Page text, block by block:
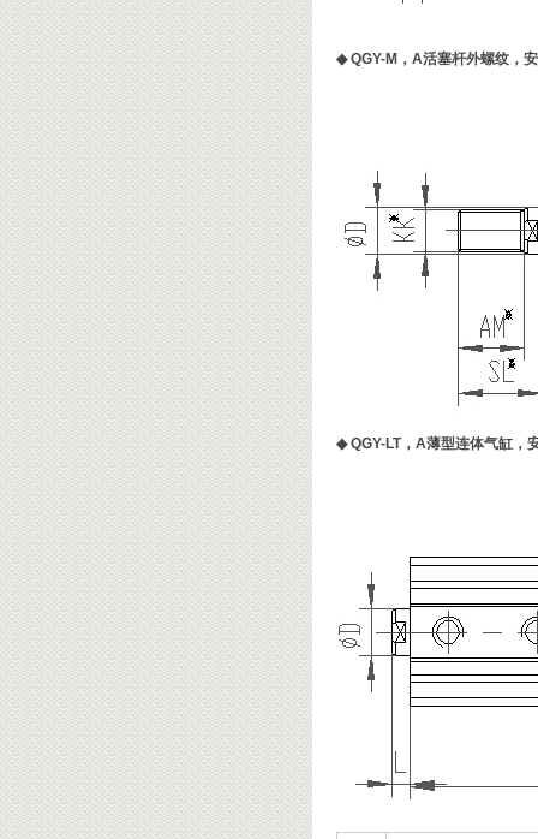
◆QGY-M，A活塞杆外螺纹，
◆QGY-LT，A薄型连体气缸，